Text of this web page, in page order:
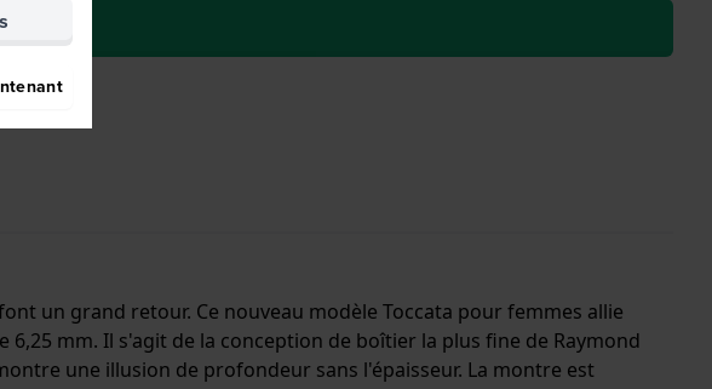
un grand retour. Ce nouveau modèle Toccata pour femmes allie
mm. Il s'agit de la conception de boîtier la plus fine de Raymond
une illusion de profondeur sans l'épaisseur. La montre est